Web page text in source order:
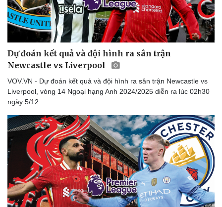
Thể thao
Bóng đá
Lịch thi đấu bóng đá
Thế giới thể thao
eSports
Hậu trường
Ô tô - Xe máy
Ô tô
Xe máy
Tư vấn
Dự đoán kết quả và đội hình ra sân trận
Newcastle vs Liverpool
VOV.VN - Dự đoán kết quả và đội hình ra sân trận Newcastle vs
Liverpool, vòng 14 Ngoại hạng Anh 2024/2025 diễn ra lúc 02h30
ngày 5/12.